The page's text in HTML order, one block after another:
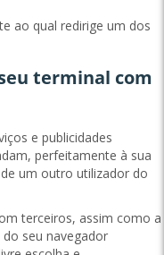
ao qual redirige um dos
terminal com
e publicidades
perfeitamente à sua
um outro utilizador do
terceiros, assim como a
seu navegador